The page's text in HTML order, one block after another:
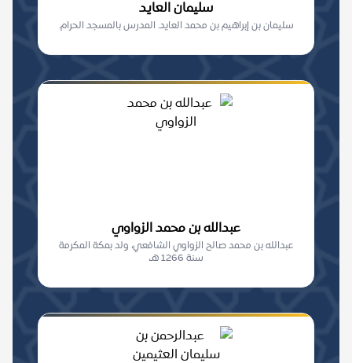
سليمان العايد
سليمان بن إبراهيم بن محمد العايد. المدرس بالمسجد الحرام.
عبدالله بن محمد الزواوي
عبدالله بن محمد صالح الزواوي الشافعي، ولد بمكة المكرمة
سنة 1266 هـ،